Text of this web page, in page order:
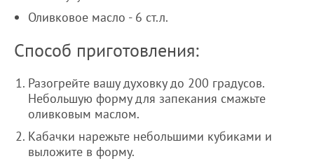
Оливковое масло - 6 ст.л.
Способ приготовления:
Разогрейте вашу духовку до 200 градусов.
Небольшую форму для запекания смажьте
оливковым маслом.
Кабачки нарежьте небольшими кубиками и
выложите в форму.